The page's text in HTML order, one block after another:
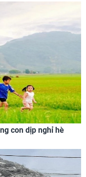
con dịp nghỉ hè